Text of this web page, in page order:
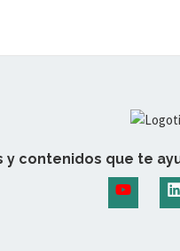
y contenidos que te